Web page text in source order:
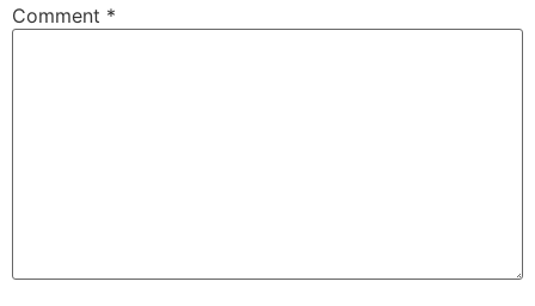
Comment *